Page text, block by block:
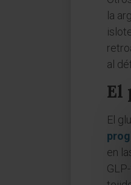
la
al
El
El
en